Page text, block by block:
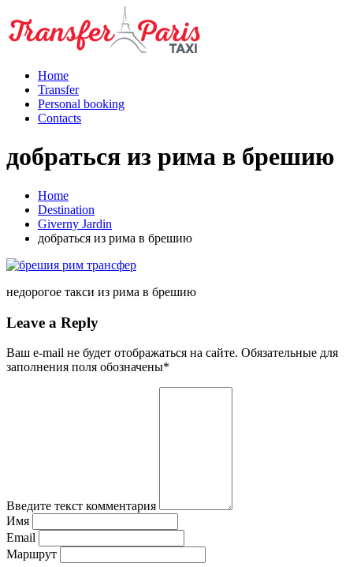
Home
Transfer
Personal booking
Contacts
добраться из рима в брешию
Home
Destination
Giverny Jardin
добраться из рима в брешию
недорогое такси из рима в брешию
Leave a Reply
Ваш e-mail не будет отображаться на сайте. Обязательные для
заполнения поля обозначены*
Введите текст комментария
Имя
Email
Маршрут